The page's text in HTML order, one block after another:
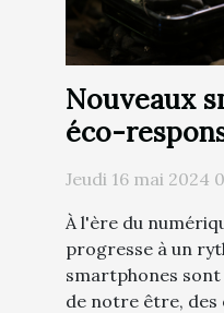
Nouveaux
éco-
avenir
Jeudi 16 mai 2024
À l'ère du
progresse à un
smartphones sont
de notre être, des